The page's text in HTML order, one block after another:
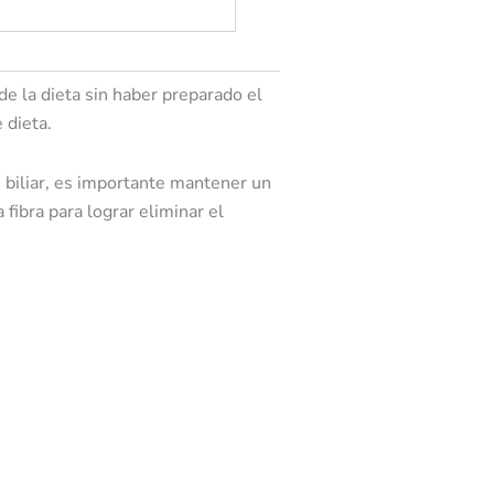
la dieta sin haber preparado el
dieta.
es importante mantener un
fibra para lograr eliminar el